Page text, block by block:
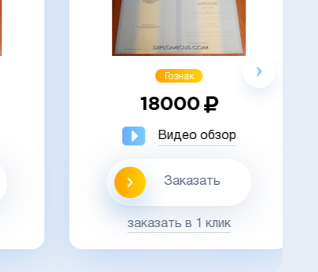
Гознак
18000
Видео обзор
Заказать
заказать в 1 клик